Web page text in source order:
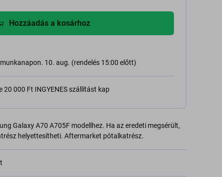
Hozzáadás a kosárhoz
10. aug. (rendelés 15:00 előtt)
20 000 Ft INGYENES szállítást kap
Galaxy A70 A705F modellhez. Ha az eredeti megsérült,
helyettesítheti. Aftermarket pótalkatrész.